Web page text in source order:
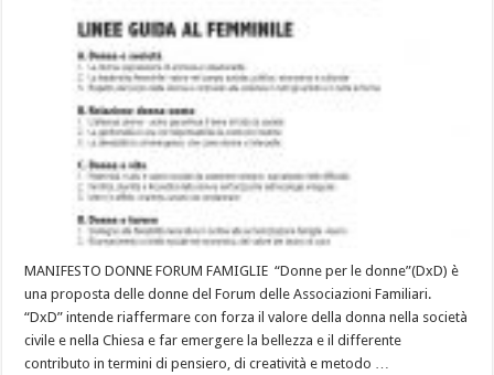
MANIFESTO DONNE FORUM FAMIGLIE “Donne per le donne”(DxD) è
una proposta delle donne del Forum delle Associazioni Familiari.
“DxD” intende riaffermare con forza il valore della donna nella società
civile e nella Chiesa e far emergere la bellezza e il differente
contributo in termini di pensiero, di creatività e metodo …